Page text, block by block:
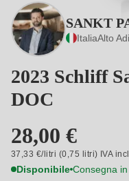
SANKT
ItaliaAlto
2023 Schliff
DOC
28,00 €
37,33 €/litri (0,75 litri) IVA
Disponibile Consegna